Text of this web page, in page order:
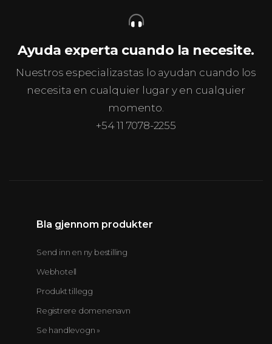
Ayuda experta cuando la necesite.
Nuestros especializastas lo ayudan cuando los
necesita en cualquier lugar y en cualquier
momento.
+54 11 7078-2255
Bla gjennom produkter
Send inn en ny bestilling
Webhotell
Produkt tillegg
Registrere domenenavn
Se handlevogn »